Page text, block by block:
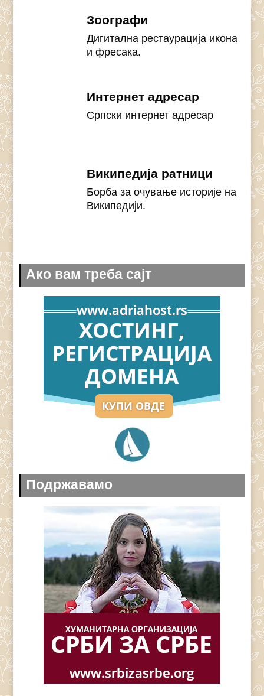
Зоографи
Дигитална рестаурација икона
и фресака.
Интернет адресар
Српски интернет адресар
Википедија ратници
Борба за очување историје на
Википедији.
Ако вам треба сајт
Подржавамо